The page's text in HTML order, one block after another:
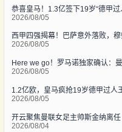
恭喜皇马！1.3亿签下19岁“德甲过
2026/08/05
西甲四强揭幕！巴萨意外落败，
2026/08/05
Here we go！罗马诺独家确认：
2026/08/05
1.2亿欧，皇马疯抢19岁德甲过人
2026/08/05
开云聚焦曼联女足主帅斯金纳离任
2026/08/04